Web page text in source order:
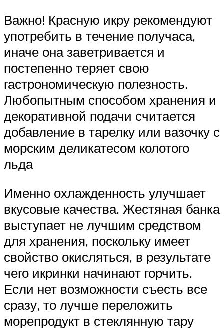
Важно! Красную икру рекомендуют
употребить в течение получаса,
иначе она заветривается и
постепенно теряет свою
гастрономическую полезность.
Любопытным способом хранения и
декоративной подачи считается
добавление в тарелку или вазочку с
морским деликатесом колотого
льда
Именно охлажденность улучшает
вкусовые качества. Жестяная банка
выступает не лучшим средством
для хранения, поскольку имеет
свойство окисляться, в результате
чего икринки начинают горчить.
Если нет возможности съесть все
сразу, то лучше переложить
морепродукт в стеклянную тару